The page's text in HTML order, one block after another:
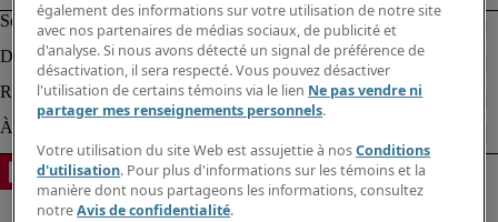
également des informations sur votre utilisation de notre site
avec nos partenaires de médias sociaux, de publicité et
d'analyse. Si nous avons détecté un signal de préférence de
désactivation, il sera respecté. Vous pouvez désactiver
l'utilisation de certains témoins via le lien Ne pas vendre ni
partager mes renseignements personnels.
Votre utilisation du site Web est assujettie à nosConditions
d'utilisation. Pour plus d'informations sur les témoins et la
manière dont nous partageons les informations, consultez
notreAvis de confidentialité.